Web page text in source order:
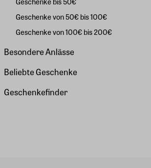
Geschenke von 50€ bis 100€
Geschenke von 100€ bis 200€
Besondere Anlässe
Beliebte Geschenke
Geschenkefinder